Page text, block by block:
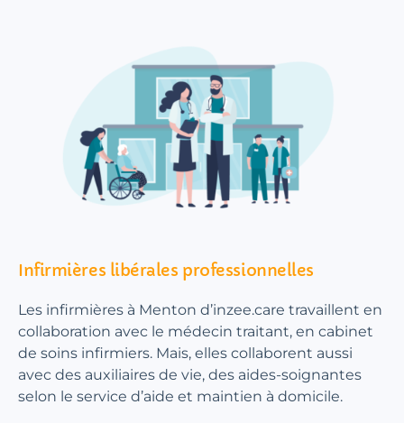
Infirmières libérales professionnelles
Les infirmières à Menton d’inzee.care travaillent en
collaboration avec le médecin traitant, en cabinet
de soins infirmiers. Mais, elles collaborent aussi
avec des auxiliaires de vie, des aides-soignantes
selon le service d’aide et maintien à domicile.